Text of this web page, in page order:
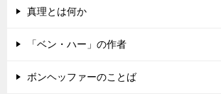
真理とは何か
「ベン・ハー」の作者
ボンヘッファーのことば